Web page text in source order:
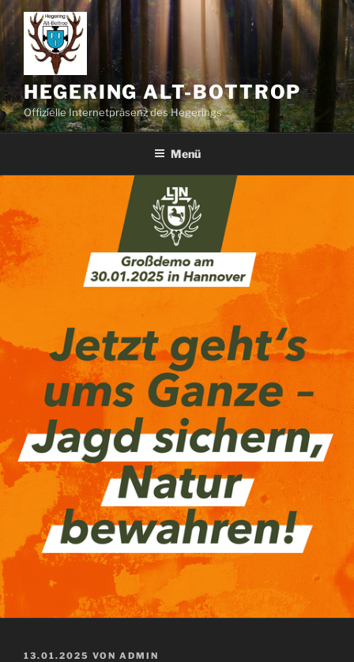
Zum
Inhalt
springen
HEGERING ALT-BOTTROP
Offizielle Internetpräsenz des Hegerings
Menü
VERÖFFENTLICHT
13.01.2025 VON ADMIN